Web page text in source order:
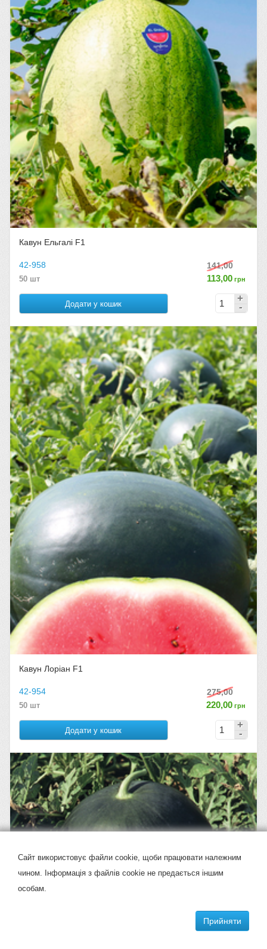
Кавун Ельгалі F1
42-958
50 шт
141,00
113,00 грн
Додати у кошик
Кавун Лоріан F1
42-954
50 шт
275,00
220,00 грн
Додати у кошик
Сайт використовує файли cookie, щоби працювати належним
чином. Інформація з файлів cookie не предається іншим
особам.
Прийняти